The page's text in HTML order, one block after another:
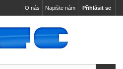
Přihlásit se
Napište nám
O nás